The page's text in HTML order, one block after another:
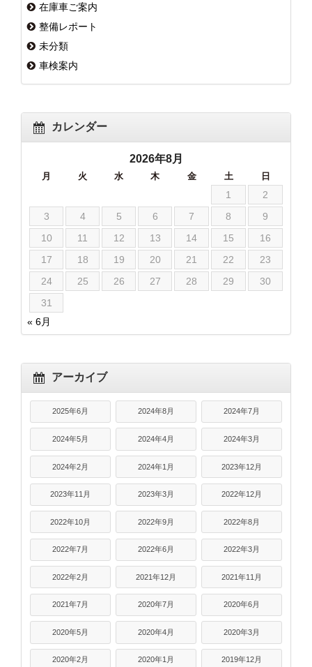
在庫車ご案内
整備レポート
未分類
車検案内
カレンダー
2026年8月
月 火 水 木 金 土 日
1
2
3
4 5 6 7 8
9
10
11 12 13 14 15
16
17
18 19 20 21 22
23
24
25 26 27 28 29
30
31
« 6月
アーカイブ
2025年6月 2024年8月 2024年7月
2024年5月 2024年4月 2024年3月
2024年2月 2024年1月 2023年12月
2023年11月 2023年3月 2022年12月
2022年10月 2022年9月 2022年8月
2022年7月 2022年6月 2022年3月
2022年2月 2021年12月 2021年11月
2021年7月 2020年7月 2020年6月
2020年5月 2020年4月 2020年3月
2020年2月 2020年1月 2019年12月